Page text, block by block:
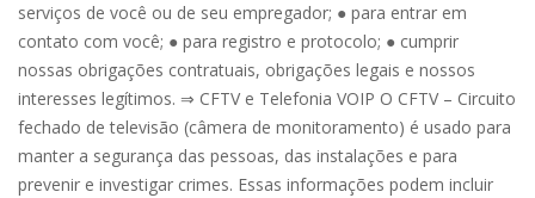
serviços de você ou de seu empregador; ● para entrar em
contato com você; ● para registro e protocolo; ● cumprir
nossas obrigações contratuais, obrigações legais e nossos
interesses legítimos. ⇒ CFTV e Telefonia VOIP O CFTV – Circuito
fechado de televisão (câmera de monitoramento) é usado para
manter a segurança das pessoas, das instalações e para
prevenir e investigar crimes. Essas informações podem incluir